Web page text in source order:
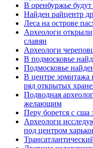
В оренбуржье будут
Найден райцентр
Леса на острове
Археологи
славян
Археологи
В подмосковье
Подмосковье
В центре эрмитажа
ряд открытых
Подводная
желающим
Перу борется с сша
Археологи
под центром